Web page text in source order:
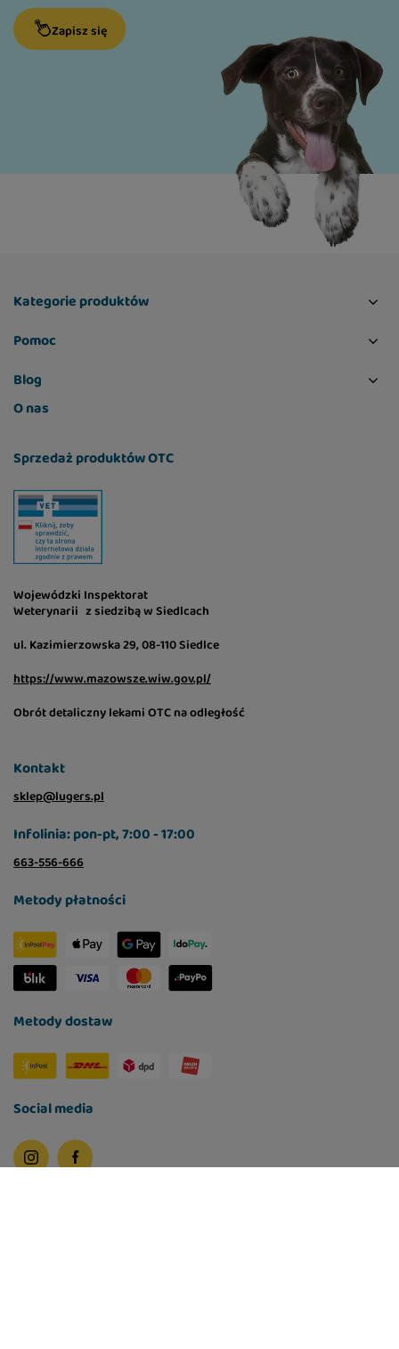
Zapisz się
Kategorie produktów
Pomoc
Blog
O nas
Sprzedaż produktów OTC
Wojewódzki Inspektorat
Weterynarii z siedzibą w Siedlcach
ul. Kazimierzowska 29, 08-110 Siedlce
https://www.mazowsze.wiw.gov.pl/
Obrót detaliczny lekami OTC na odległość
Kontakt
sklep@lugers.pl
Infolinia: pon-pt, 7:00 - 17:00
663-556-666
Metody płatności
Metody dostaw
Social media